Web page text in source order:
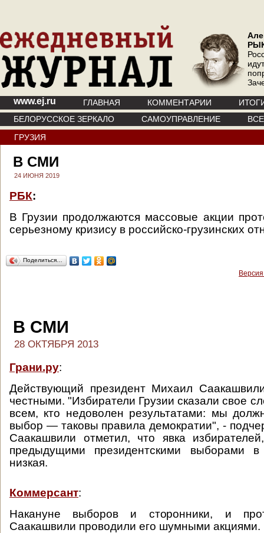
www.ej.ru ГЛАВНАЯ КОММЕНТАРИИ
БЕЛОРУССКОЕ ЗЕРКАЛО
САМОУПРАВЛЕНИЕ
ГРУЗИЯ
В СМИ
24 ИЮНЯ 2019
РБК:
В Грузии продолжаются массовые акции
серьезному кризису в российско-грузинских
Поделиться…
В СМИ
28 ОКТЯБРЯ 2013
Грани.ру:
Действующий президент Михаил
честными. "Избиратели Грузии сказали свое
всем, кто недоволен результатами: мы
выбор — таковы правила демократии", -
Саакашвили отметил, что явка
предыдущими президентскими выборами
низкая.
Коммерсант:
Накануне выборов и сторонники, и
Саакашвили проводили его шумными акциями.